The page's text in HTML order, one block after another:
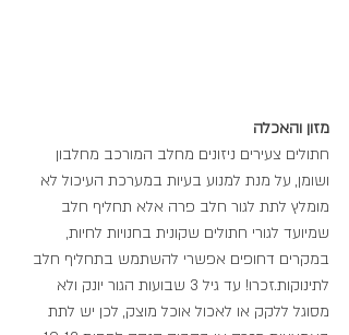
מזון והאכלה
חתולים צעירים ניזונים מחלב המורכב מחלבון
ושומן, על מנת למנוע בעיות במערכת העיכול לא
מומלץ לתת לגור חלב פרה אלא תחליף חלב
שמיועד לגורי חתולים שקונית בחנויות לחיות,
במקרים דחופים אפשרי להשתמש בתחליף חלב
לתינוקות.זכרו! עד גיל 3 שבועות הגור יונק ולא
מסוגל ללקק או לאכול אוכל מוצק, לכן יש לתת